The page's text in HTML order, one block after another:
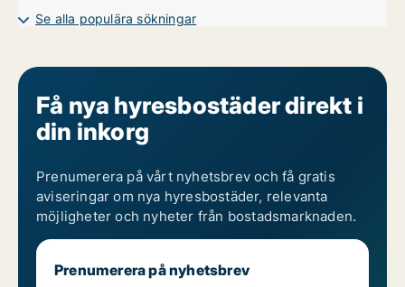
Se alla populära sökningar
Få nya hyresbostäder direkt i
din inkorg
Prenumerera på vårt nyhetsbrev och få gratis
aviseringar om nya hyresbostäder, relevanta
möjligheter och nyheter från bostadsmarknaden.
Prenumerera på nyhetsbrev